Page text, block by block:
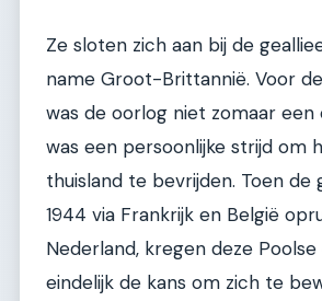
Ze sloten zich aan bij de
name Groot-Brittannië. Voor
was de oorlog niet zomaar
was een persoonlijke strijd om
thuisland te bevrijden. Toen de
1944 via Frankrijk en België
Nederland, kregen deze
eindelijk de kans om zich te